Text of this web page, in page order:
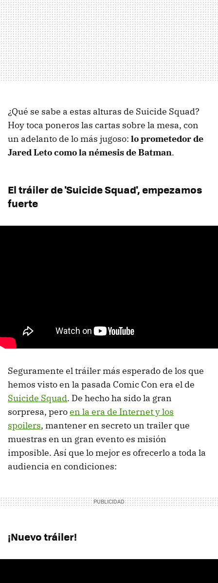
¿Qué se sabe a estas alturas de Suicide Squad?
Hoy toca poneros las cartas sobre la mesa, con
un adelanto de lo más jugoso: lo prometedor de
Jared Leto como la némesis de Batman.
El tráiler de 'Suicide Squad', empezamos
fuerte
Seguramente el tráiler más esperado de los que
hemos visto en la pasada Comic Con era el de
Suicide Squad. De hecho ha sido la gran
sorpresa, peroen la era de Internet y los
spoilers, mantener en secreto un trailer que
muestras en un gran evento es misión
imposible. Así que lo mejor es ofrecerlo a toda la
audiencia en condiciones:
¡Nuevo tráiler!